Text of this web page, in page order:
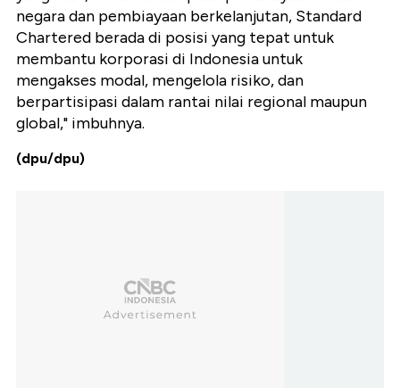
negara dan pembiayaan berkelanjutan, Standard
Chartered berada di posisi yang tepat untuk
membantu korporasi di Indonesia untuk
mengakses modal, mengelola risiko, dan
berpartisipasi dalam rantai nilai regional maupun
global," imbuhnya.
(dpu/dpu)